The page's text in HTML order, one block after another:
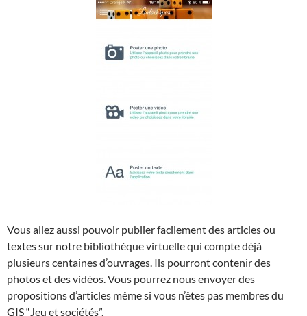
Vous allez aussi pouvoir publier facilement des articles ou
textes sur notre bibliothèque virtuelle qui compte déjà
plusieurs centaines d’ouvrages. Ils pourront contenir des
photos et des vidéos. Vous pourrez nous envoyer des
propositions d’articles même si vous n’êtes pas membres du
GIS “Jeu et sociétés”.